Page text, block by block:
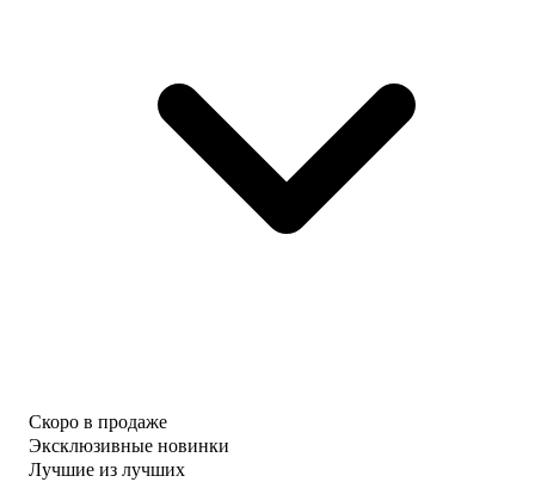
Скоро в продаже
Эксклюзивные новинки
Лучшие из лучших